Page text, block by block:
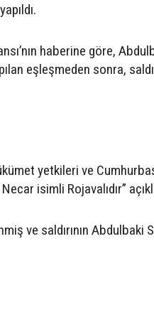
haberine göre,
eşleşmeden sonra,
yetkileri ve
isimli Rojavalıdır”
ve saldırının Abdulbaki